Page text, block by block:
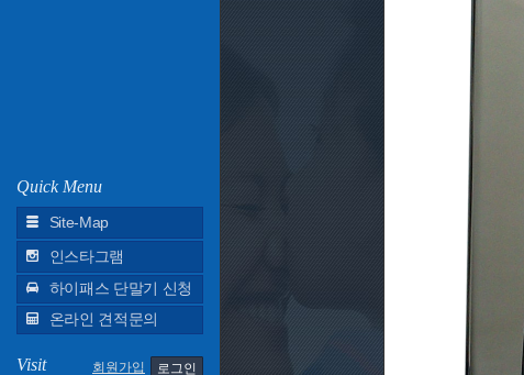
Quick Menu
Site-Map
인스타그램
하이패스 단말기 신청
온라인 견적문의
Visit 로그인
회원가입